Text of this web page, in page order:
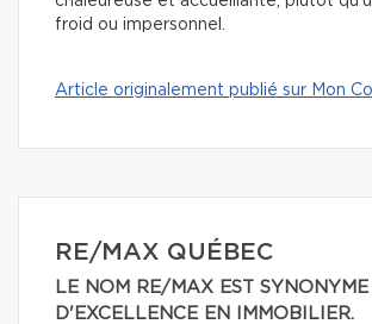
froid ou impersonnel.
Article originalement publié sur Mon
RE/MAX QUÉBEC
LE NOM RE/MAX EST SYNONYME
D'EXCELLENCE EN IMMOBILIER.